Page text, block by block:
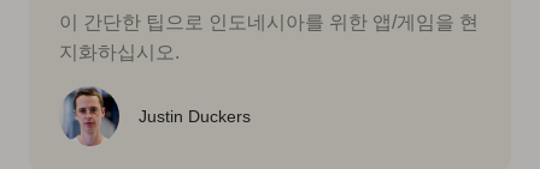
이 간단한 팁으로 인도네시아를 위한 앱/게임을 현
지화하십시오.
Justin Duckers